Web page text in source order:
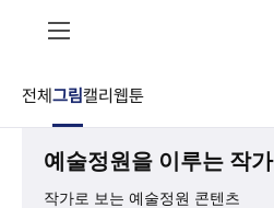
전체그림캘리웹툰
예술정원을 이루는 작가
작가로 보는 예술정원 콘텐츠